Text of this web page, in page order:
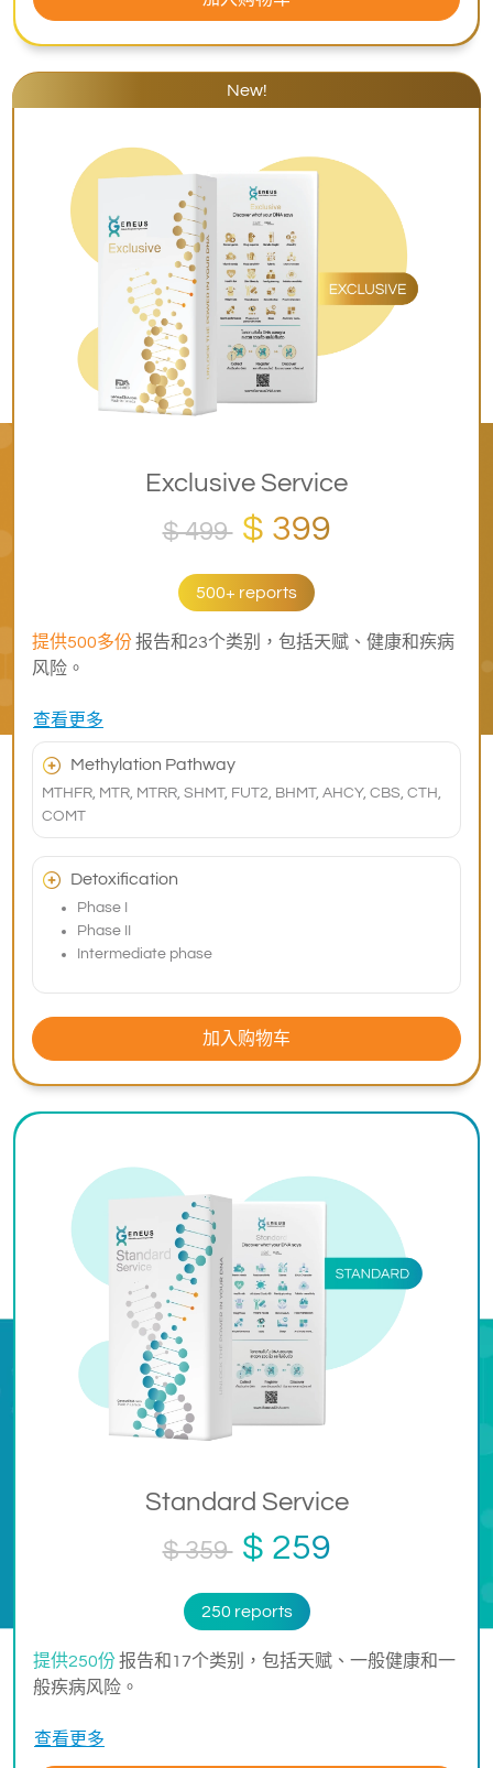
New!
Exclusive Service
$ 499 $ 399
500+ reports
提供500多份报告和23个类别，包括天赋、健康和疾病
风险。
查看更多
Methylation Pathway
MTHFR, MTR, MTRR, SHMT, FUT2, BHMT, AHCY, CBS, CTH,
COMT
Detoxification
Phase I
Phase II
Intermediate phase
加入购物车
Standard Service
$ 359 $ 259
250 reports
提供250份报告和17个类别，包括天赋、一般健康和一
般疾病风险。
查看更多